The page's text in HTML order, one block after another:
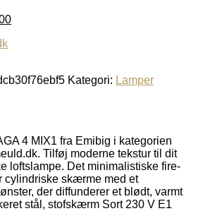
Den
Kategori: Lamper
4 MIX1 fra Emibig i kategorien
Tilføj moderne tekstur til dit
loftslampe. Det minimalistiske fire-
cylindriske skærme med et
der diffunderer et blødt, varmt
stål, stofskærm Sort 230 V E1